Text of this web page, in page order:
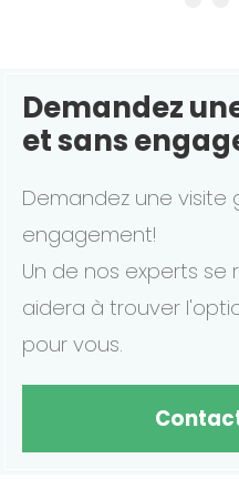
Demandez
et sans
Demandez une visite
engagement!
Un de nos experts
aidera à trouver
pour vous.